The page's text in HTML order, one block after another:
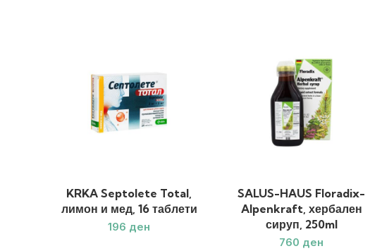
KRKA Septolete Total,
лимон и мед, 16 таблети
ден
SALUS-HAUS Floradix-
Alpenkraft, хербален
сируп, 250ml
ден